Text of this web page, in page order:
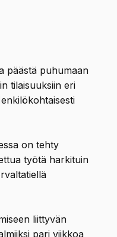
päästä puhumaan
tilaisuuksiin eri
on tehty
työtä harkituin
liittyvän
pari viikkoa